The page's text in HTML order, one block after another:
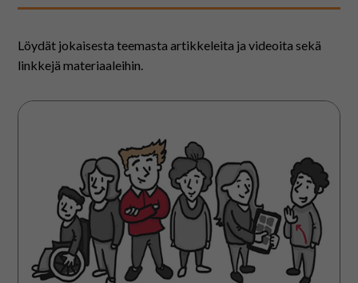
In English
Löydät jokaisesta teemasta artikkeleita ja videoita sekä
linkkejä materiaaleihin.